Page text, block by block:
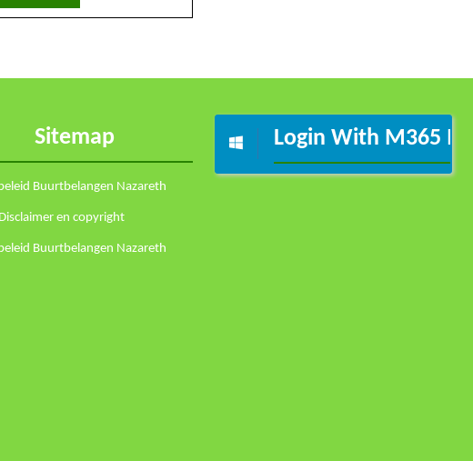
volledig
Sitemap
Buurtbelangen Nazareth
Disclaimer en copyright
Buurtbelangen Nazareth
Login With M365